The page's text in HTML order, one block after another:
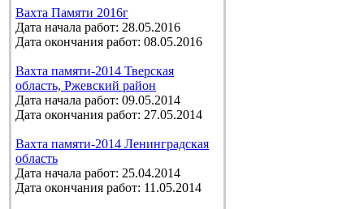
Вахта Памяти 2016г
Дата начала работ: 28.05.2016
Дата окончания работ: 08.05.2016
Вахта памяти-2014 Тверская
область, Ржевский район
Дата начала работ: 09.05.2014
Дата окончания работ: 27.05.2014
Вахта памяти-2014 Ленинградская
область
Дата начала работ: 25.04.2014
Дата окончания работ: 11.05.2014